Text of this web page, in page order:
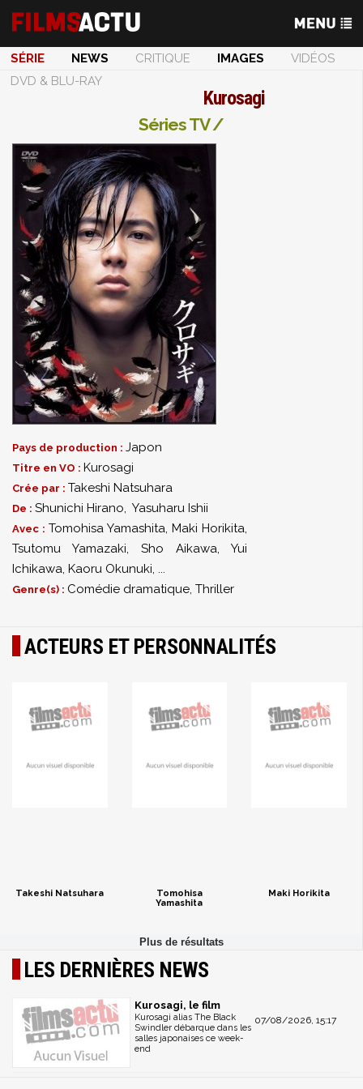
SÉRIE NEWS CRITIQUE IMAGES
VIDÉOS
DVD & BLU-RAY
Kurosagi
Séries TV /
Pays de production : Japon
Titre en VO : Kurosagi
Crée par : Takeshi Natsuhara
De : Shunichi Hirano, Yasuharu Ishii
Avec : Tomohisa Yamashita, Maki Horikita,
Tsutomu Yamazaki, Sho Aikawa, Yui
Ichikawa, Kaoru Okunuki, ...
Genre(s) : Comédie dramatique, Thriller
ACTEURS ET PERSONNALITÉS
Takeshi Natsuhara
Tomohisa
Yamashita
Maki Horikita
LES DERNIÈRES NEWS
Kurosagi, le film
07/08/2026, 15:17
Kurosagi alias The Black
Swindler débarque dans les
salles japonaises ce week-
end